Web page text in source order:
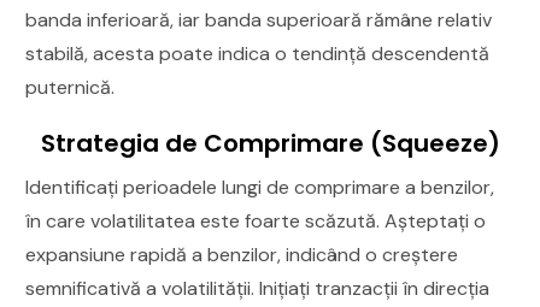
banda inferioară, iar banda superioară rămâne relativ
stabilă, acesta poate indica o tendință descendentă
puternică.
Strategia de Comprimare (Squeeze)
Identificați perioadele lungi de comprimare a benzilor,
în care volatilitatea este foarte scăzută. Așteptați o
expansiune rapidă a benzilor, indicând o creștere
semnificativă a volatilității. Inițiați tranzacții în direcția